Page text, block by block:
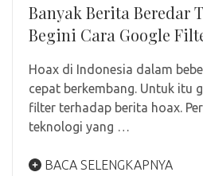
Banyak Berita Beredar
Begini Cara Google
Hoax di Indonesia dalam
cepat berkembang. Untuk itu
filter terhadap berita hoax.
teknologi yang …
BACA SELENGKAPNYA